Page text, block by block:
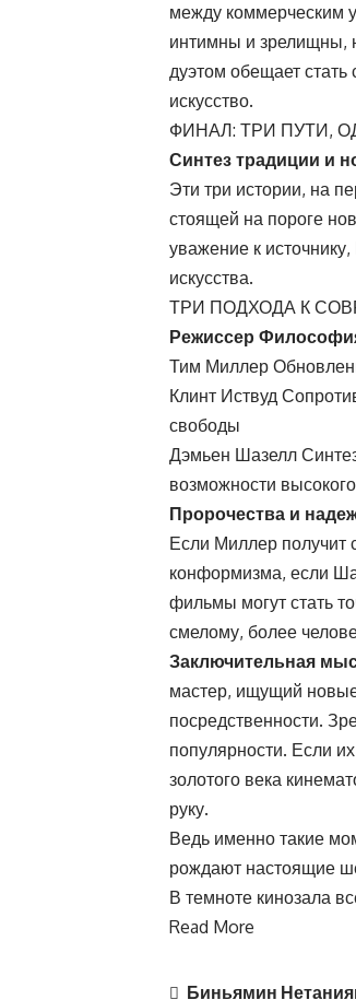
между коммерческим
интимны и зрелищны,
дуэтом обещает
искусство.
ФИНАЛ: ТРИ ПУТИ,
Синтез традиции и
Эти три истории, на
стоящей на пороге
уважение к
искусства.
ТРИ ПОДХОДА К
Режиссер
Тим Миллер
Клинт Иствуд
свободы
Дэмьен Шазелл
возможности
Пророчества и
Если Миллер получит
конформизма, если
фильмы могут стать
смелому, более
Заключительная
мастер, ищущий
посредственности.
популярности. Если
золотого века
руку.
Ведь именно такие
рождают настоящие
В темноте кинозала
Read More
Биньямин